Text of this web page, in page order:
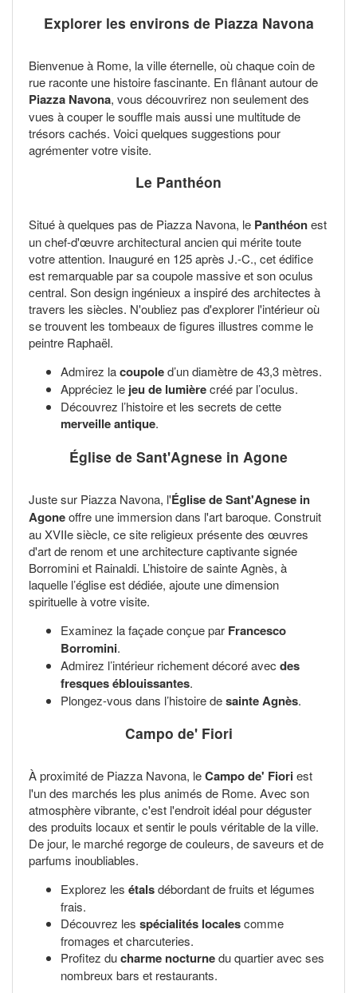
Explorer les environs de Piazza Navona
Bienvenue à Rome, la ville éternelle, où chaque coin de
rue raconte une histoire fascinante. En flânant autour de
Piazza Navona, vous découvrirez non seulement des
vues à couper le souffle mais aussi une multitude de
trésors cachés. Voici quelques suggestions pour
agrémenter votre visite.
Le Panthéon
Situé à quelques pas de Piazza Navona, le Panthéonest
un chef-d'œuvre architectural ancien qui mérite toute
votre attention. Inauguré en 125 après J.-C., cet édifice
est remarquable par sa coupole massive et son oculus
central. Son design ingénieux a inspiré des architectes à
travers les siècles. N'oubliez pas d'explorer l'intérieur où
se trouvent les tombeaux de figures illustres comme le
peintre Raphaël.
Admirez lacoupoled’un diamètre de 43,3 mètres.
Appréciez le jeu de lumièrecréé par l’oculus.
Découvrez l’histoire et les secrets de cette
merveille antique.
Église de Sant'Agnese in Agone
Juste sur Piazza Navona, l'Église de Sant'Agnese in
Agoneoffre une immersion dans l'art baroque. Construit
au XVIIe siècle, ce site religieux présente des œuvres
d'art de renom et une architecture captivante signée
Borromini et Rainaldi. L’histoire de sainte Agnès, à
laquelle l’église est dédiée, ajoute une dimension
spirituelle à votre visite.
Examinez la façade conçue par Francesco
Borromini.
Admirez l’intérieur richement décoré avec des
fresques éblouissantes.
Plongez-vous dans l’histoire desainte Agnès.
Campo de' Fiori
À proximité de Piazza Navona, leCampo de' Fioriest
l'un des marchés les plus animés de Rome. Avec son
atmosphère vibrante, c'est l'endroit idéal pour déguster
des produits locaux et sentir le pouls véritable de la ville.
De jour, le marché regorge de couleurs, de saveurs et de
parfums inoubliables.
Explorez les étalsdébordant de fruits et légumes
frais.
Découvrez les spécialités localescomme
fromages et charcuteries.
Profitez ducharme nocturnedu quartier avec ses
nombreux bars et restaurants.